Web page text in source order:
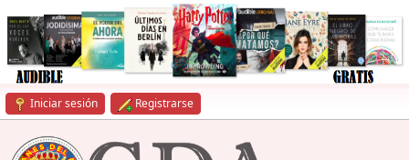
Iniciar sesión Registrarse